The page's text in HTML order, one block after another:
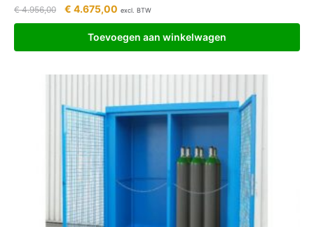
€4.956,00 € 4.675,00 excl. BTW
Toevoegen aan winkelwagen